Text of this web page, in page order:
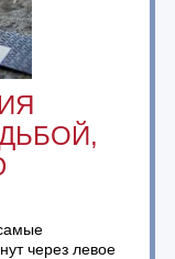
через левое